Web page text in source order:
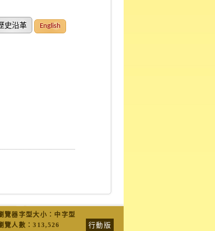
史沿革 English
覽器字型大小：中字型
行動版
覽人數：313,526